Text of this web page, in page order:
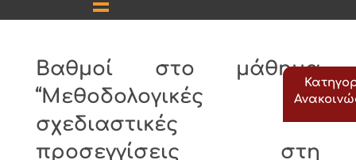
Βαθμοί στο μάθημα
“Μεθοδολογικές και
σχεδιαστικές
προσεγγίσεις στη